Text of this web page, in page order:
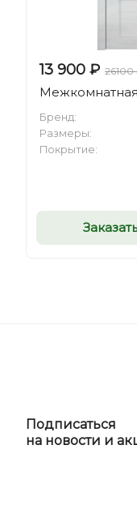
13 900 ₽ 26100
Бренд:
Размеры:
Покрытие:
Заказать
Подписаться
на новости и